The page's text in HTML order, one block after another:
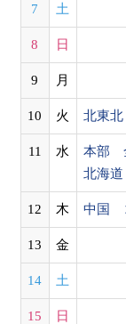
7 土
8 日
9 月
10 火 北東
11 水
本部
北海
12 木 中国
13 金
14 土
15 日